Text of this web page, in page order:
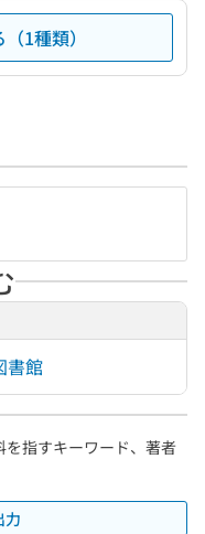
1種類）
書館
指すキーワード、著者
力